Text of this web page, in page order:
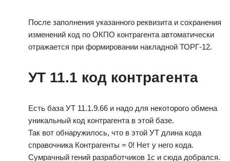
После заполнения указанного реквизита и сохранения
изменений код по ОКПО контрагента автоматически
отражается при формировании накладной ТОРГ-12.
УТ 11.1 код контрагента
Есть база УТ 11.1.9.66 и надо для некоторого обмена
уникальный код контрагента в этой базе.
Так вот обнаружилось, что в этой УТ длина кода
справочника Контрагенты = 0! Нет у него кода.
Сумрачный гений разработчиков 1с и сюда добрался.